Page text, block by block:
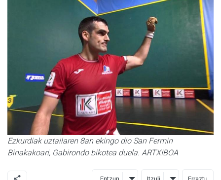
Ezkurdiak uztailaren 8an ekingo dio San Fermin
Binakakoari, Gabirondo bikotea duela. ARTXIBOA